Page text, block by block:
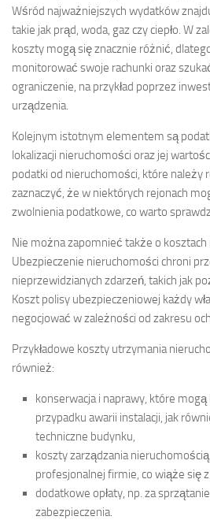
Wśród najważniejszych wydatków
takie jak prąd, woda, gaz czy ciepło. W
koszty mogą się znacznie różnić,
monitorować swoje rachunki oraz
ograniczenie, na przykład poprzez
urządzenia.
Kolejnym istotnym elementem są
lokalizacji nieruchomości oraz jej
podatki od nieruchomości, które należy
zaznaczyć, że w niektórych rejonach
zwolnienia podatkowe, co warto
Nie można zapomnieć także o kosztach
Ubezpieczenie nieruchomości chroni
nieprzewidzianych zdarzeń, takich jak
Koszt polisy ubezpieczeniowej każdy
negocjować w zależności od zakresu
Przykładowe koszty utrzymania
również:
konserwacja i naprawy, które
przypadku awarii instalacji, jak
techniczne budynku,
koszty zarządzania
profesjonalnej firmie, co wiąże się
dodatkowe opłaty, np. za
zabezpieczenia.